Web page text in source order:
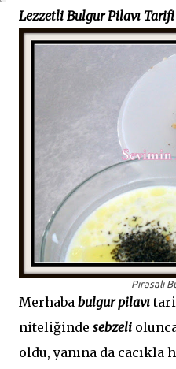
Lezzetli Bulgur Pilavı Tarifi
Pırasalı
Merhaba bulgur pilavı
niteliğinde sebzeli
oldu, yanına da cacıkla